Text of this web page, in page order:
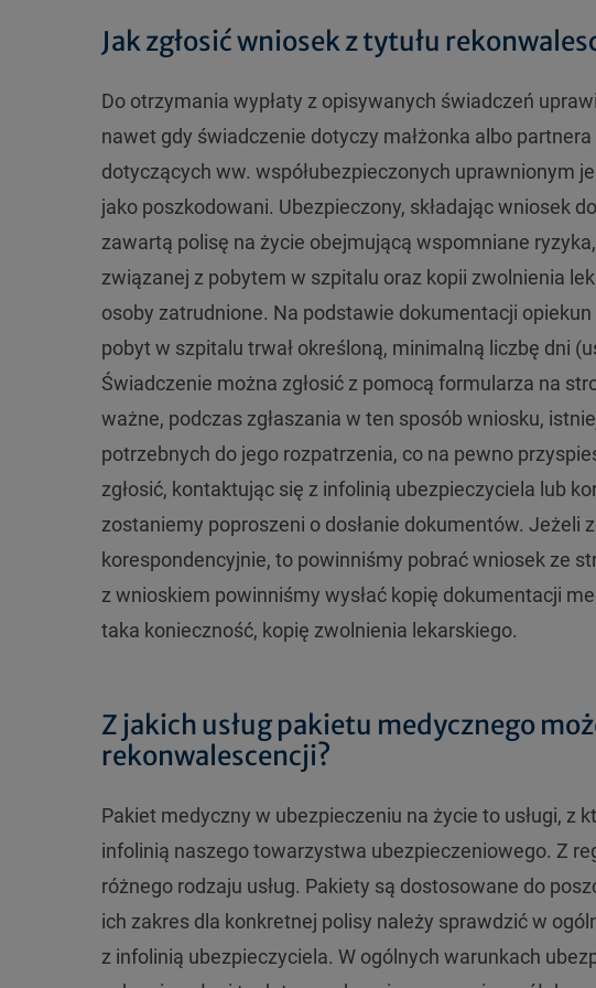
Jak zgłosić wniosek z tytułu
Do otrzymania wypłaty z opisywanych świadczeń
nawet gdy świadczenie dotyczy małżonka albo
dotyczących ww. współubezpieczonych uprawnionym
jako poszkodowani. Ubezpieczony, składając wniosek
zawartą polisę na życie obejmującą wspomniane
związanej z pobytem w szpitalu oraz kopii zwolnienia
osoby zatrudnione. Na podstawie dokumentacji
pobyt w szpitalu trwał określoną, minimalną liczbę dni
Świadczenie można zgłosić z pomocą formularza na
ważne, podczas zgłaszania w ten sposób wniosku,
potrzebnych do jego rozpatrzenia, co na pewno
zgłosić, kontaktując się z infolinią ubezpieczyciela lub
zostaniemy poproszeni o dosłanie dokumentów. Jeżeli
korespondencyjnie, to powinniśmy pobrać wniosek ze
z wnioskiem powinniśmy wysłać kopię dokumentacji
taka konieczność, kopię zwolnienia lekarskiego.
Z jakich usług pakietu medycznego
rekonwalescencji?
Pakiet medyczny w ubezpieczeniu na życie to usługi, z
infolinią naszego towarzystwa ubezpieczeniowego. Z
różnego rodzaju usług. Pakiety są dostosowane do
ich zakres dla konkretnej polisy należy sprawdzić w
z infolinią ubezpieczyciela. W ogólnych warunkach